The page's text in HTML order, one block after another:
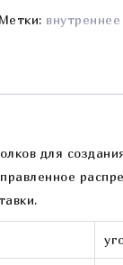
Метки:
для